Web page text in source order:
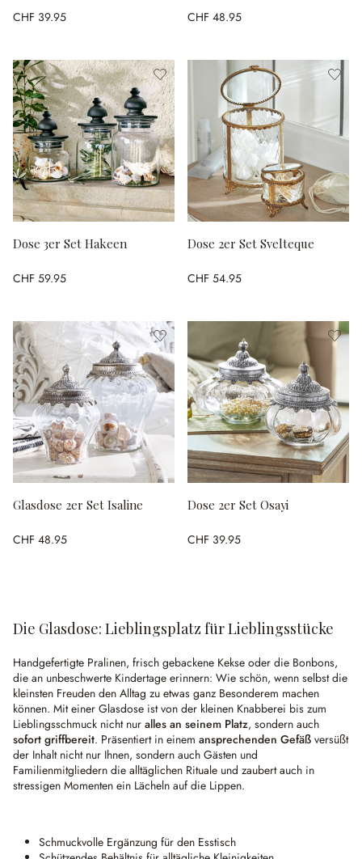
CHF 39.95 CHF 48.95
Dose 3er Set Hakeen
CHF 59.95
Dose 2er Set Svelteque
CHF 54.95
Glasdose 2er Set Isaline
CHF 48.95
Dose 2er Set Osayi
CHF 39.95
Die Glasdose: Lieblingsplatz für Lieblingsstücke
Handgefertigte Pralinen, frisch gebackene Kekse oder die Bonbons,
die an unbeschwerte Kindertage erinnern: Wie schön, wenn selbst die
kleinsten Freuden den Alltag zu etwas ganz Besonderem machen
können. Mit einer Glasdose ist von der kleinen Knabberei bis zum
Lieblingsschmuck nicht nur alles an seinem Platz, sondern auch
sofort griffbereit. Präsentiert in einem ansprechenden Gefäß versüßt
der Inhalt nicht nur Ihnen, sondern auch Gästen und
Familienmitgliedern die alltäglichen Rituale und zaubert auch in
stressigen Momenten ein Lächeln auf die Lippen.
Schmuckvolle Ergänzung für den Esstisch